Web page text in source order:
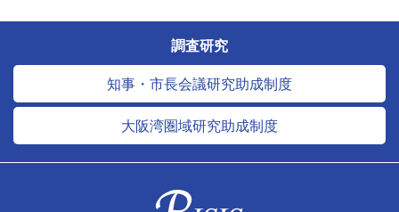
調査研究
知事・市長会議研究助成制度
大阪湾圏域研究助成制度